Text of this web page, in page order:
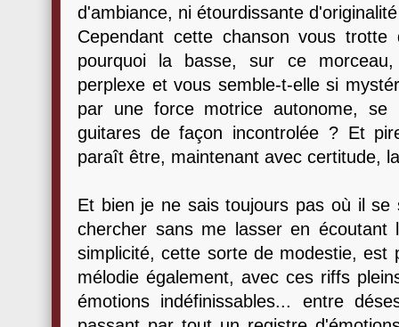
d'ambiance, ni étourdissante
Cependant cette chanson vous
pourquoi la basse, sur ce morceau,
perplexe et vous semble-t-elle si
par une force motrice autonome,
guitares de façon incontrolée ? Et
paraît être, maintenant avec certitude,
Et bien je ne sais toujours pas où il
chercher sans me lasser en
simplicité, cette sorte de modestie, est
mélodie également, avec ces riffs
émotions indéfinissables... entre